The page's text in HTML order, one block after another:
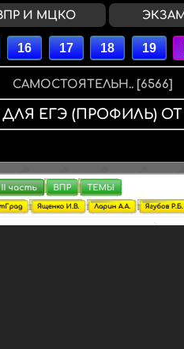
САМОСТОЯТЕЛЬН.. [6566]
ДЛЯ ЕГЭ (ПРОФИЛЬ)
И МЦКО